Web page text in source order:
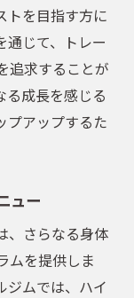
トを目指す方に
通じて、トレー
追求することが
る成長を感じる
プアップするた
ュー
、さらなる身体
ムを提供しま
ジムでは、ハイ